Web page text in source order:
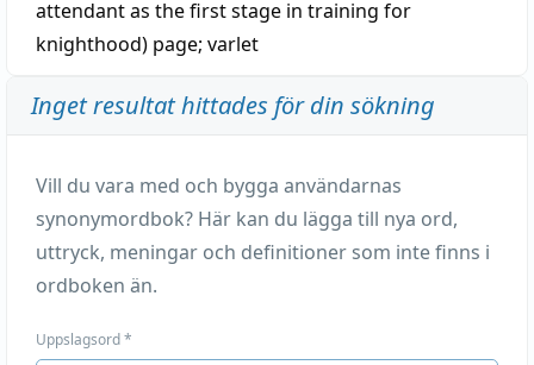
attendant as the first stage in training for
knighthood) page; varlet
Inget resultat hittades för din sökning
Vill du vara med och bygga användarnas
synonymordbok? Här kan du lägga till nya ord,
uttryck, meningar och definitioner som inte finns i
ordboken än.
Uppslagsord*